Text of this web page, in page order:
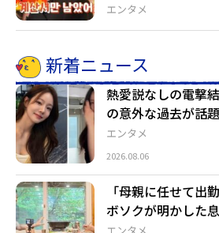
エンタメ
新着ニュース
エンタメ
熱愛説なしの電撃
の意外な過去が話
2026.08.06
「母親に任せて出
ボソクが明かした